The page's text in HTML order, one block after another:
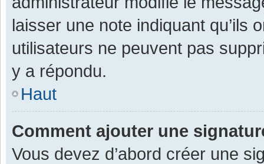
laisser une note indiquant qu’ils
utilisateurs ne peuvent pas
y a répondu.
Haut
Comment ajouter une
Vous devez d’abord créer une